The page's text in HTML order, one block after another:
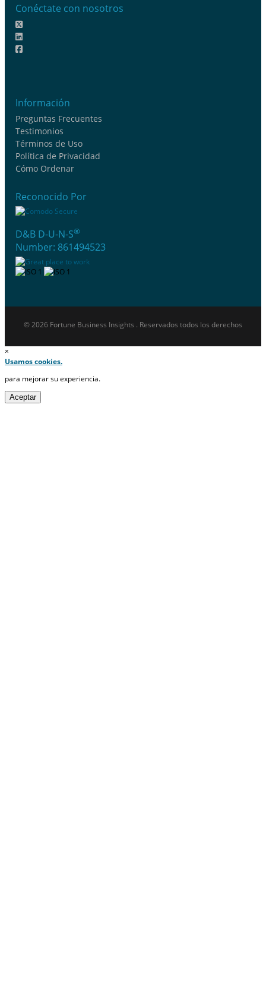
Conéctate con nosotros
Información
Preguntas Frecuentes
Testimonios
Términos de Uso
Política de Privacidad
Cómo Ordenar
Reconocido Por
D&B D-U-N-S®
Number: 861494523
© 2026 Fortune Business Insights . Reservados todos los derechos
×
Usamos cookies.
para mejorar su experiencia.
Aceptar